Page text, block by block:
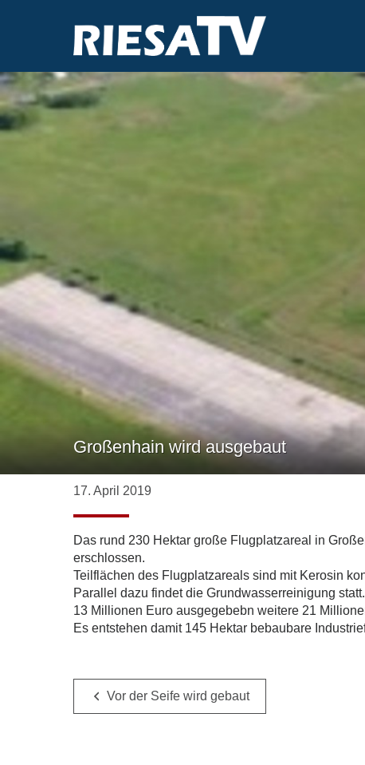
Großenhain wird ausgebaut
17. April 2019
Das rund 230 Hektar große Flugplatzareal in
erschlossen.
Teilflächen des Flugplatzareals sind mit Kerosin
Parallel dazu findet die Grundwasserreinigung
13 Millionen Euro ausgegebebn weitere 21
Es entstehen damit 145 Hektar bebaubare
Vor der Seife wird gebaut